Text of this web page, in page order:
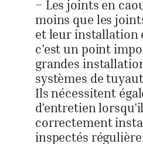
– Les joints en
moins que les
et leur installation
c’est un point
grandes
systèmes de
Ils nécessitent
d’entretien
correctement
inspectés